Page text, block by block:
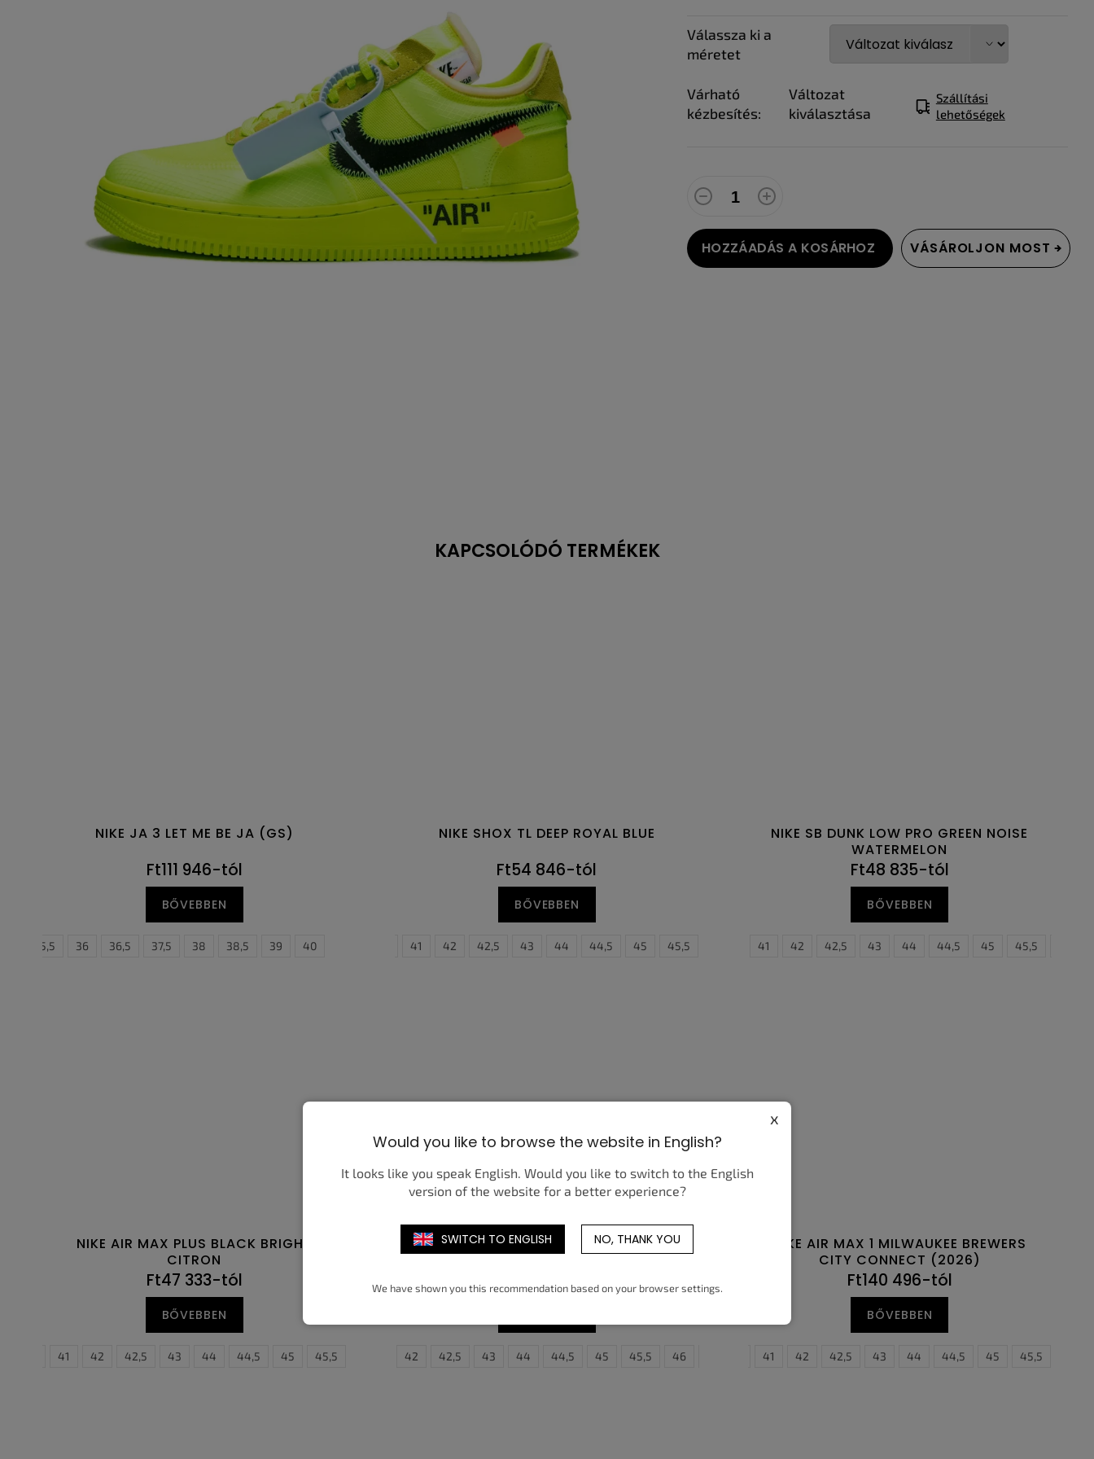
Válassza ki a
méretet
Várható
kézbesítés:
Változat
kiválasztása
Szállítási
lehetőségek
HOZZÁADÁS A KOSÁRHOZ VÁSÁROLJON MOST
KAPCSOLÓDÓ TERMÉKEK
NIKE JA 3 LET ME BE JA (GS)
Ft111 946-tól
BŐVEBBEN
35,5 36 36,5 37,5 38 38,5 39 40
NIKE SHOX TL DEEP ROYAL BLUE
Ft54 846-tól
BŐVEBBEN
38,5 39 41 42 42,5 43 44 44,5 45 45,5 47,5
NIKE SB DUNK LOW PRO GREEN NOISE
WATERMELON
Ft48 835-tól
BŐVEBBEN
38,5 40 41 42 42,5 43 44 44,5 45 45,5
NIKE AIR MAX PLUS BLACK BRIGHT
CITRON
Ft47 333-tól
BŐVEBBEN
41 42 42,5 43 44 44,5 45 45,5 47 47,5
JORDAN 1 MID BLACK METALLIC GOLD
Ft57 851-tól
40,5 42 42,5 43 44 44,5 45 45,5 46
NIKE AIR MAX 1 MILWAUKEE BREWERS
CITY CONNECT (2026)
Ft140 496-tól
BŐVEBBEN
38,5 41 42 42,5 43 44 44,5 45 45,5
Would you like to browse the website in English?
x
It looks like you speak English. Would you like to switch to the English
version of the website for a better experience?
SWITCH TO ENGLISH NO, THANK YOU
We have shown you this recommendation based on your browser settings.